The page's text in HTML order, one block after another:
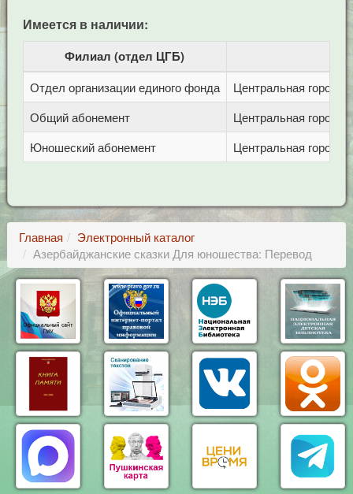
Имеется в наличии:
Филиал (отдел ЦГБ)
Отдел организации единого фонда
Центральная
Общий абонемент
Центральная
Юношеский абонемент
Центральная
Главная
Электронный каталог
Азербайджанские сказки Для юношества: Перевод